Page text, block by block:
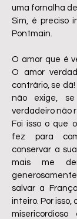
uma fornalha
Sim, é preciso
Pontmain.
O amor que é
O amor
contrário, se
não exige,
verdadeiro não
Foi isso o que
fez para
conservar a
mais me
salvar a
inteiro. Por isso,